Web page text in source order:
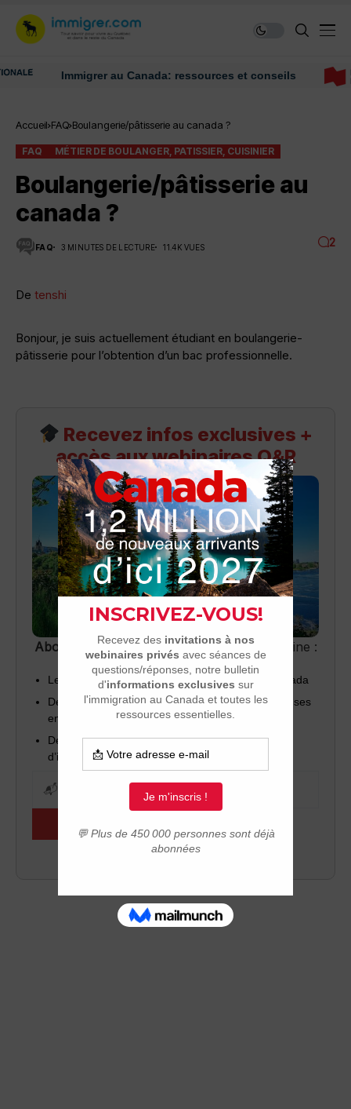
Immigrer au Canada: ressources et conseils
Accueil FAQ Boulangerie/pâtisserie au canada ?
FAQ MÉTIER DE BOULANGER, PATISSIER, CUISINIER
Boulangerie/pâtisserie au
canada ?
FAQ 3 MINUTES DE LECTURE 11.4K VUES 2
De tenshi
Bonjour, je suis actuellement étudiant en boulangerie-
pâtisserie pour l’obtention d’un bac professionnelle.
Recevez infos exclusives +
accès aux webinaires Q&R
Abonnez-vouspour recevoir chaque semaine :
Les dernières nouvelles sur l’immigration au Canada
Des invitations à nos webinaires (questions/réponses
en direct)
Des outils pratiques pour réussir votre projet
d’installation